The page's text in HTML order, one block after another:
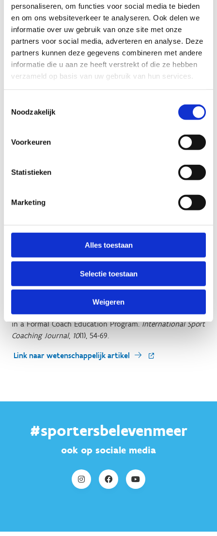
personaliseren, om functies voor social media te bieden
en om ons websiteverkeer te analyseren. Ook delen we
informatie over uw gebruik van onze site met onze
partners voor social media, adverteren en analyse. Deze
partners kunnen deze gegevens combineren met andere
informatie die u aan ze heeft verstrekt of die ze hebben
verzameld op basis van uw gebruik van hun services.
Noodzakelijk
Voorkeuren
Statistieken
Marketing
Alles toestaan
Selectie toestaan
Weigeren
The ‘Flemish Critical Reflection Measurement Scale’
(Vangrunderbeek et al., 2022*) werd op basis van
* Vangrunderbeek, H., De Backer, M., McCarthy, L., Buelens,
E., & Ponnet, H. (2022). Developing Critical Reflection Skills
in a Formal Coach Education Program.International Sport
Coaching Journal, 10(1), 54-69.
Link naar wetenschappelijk artikel
#sportersbelevenmeer
ook op sociale media